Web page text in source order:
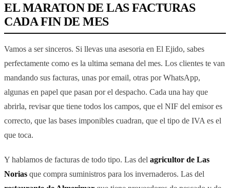
EL MARATON DE LAS FACTURAS
CADA FIN DE MES
Vamos a ser sinceros. Si llevas una asesoria en El Ejido, sabes
perfectamente como es la ultima semana del mes. Los clientes te van
mandando sus facturas, unas por email, otras por WhatsApp,
algunas en papel que pasan por el despacho. Cada una hay que
abrirla, revisar que tiene todos los campos, que el NIF del emisor es
correcto, que las bases imponibles cuadran, que el tipo de IVA es el
que toca.
Y hablamos de facturas de todo tipo. Las del agricultor de Las
Norias que compra suministros para los invernaderos. Las del